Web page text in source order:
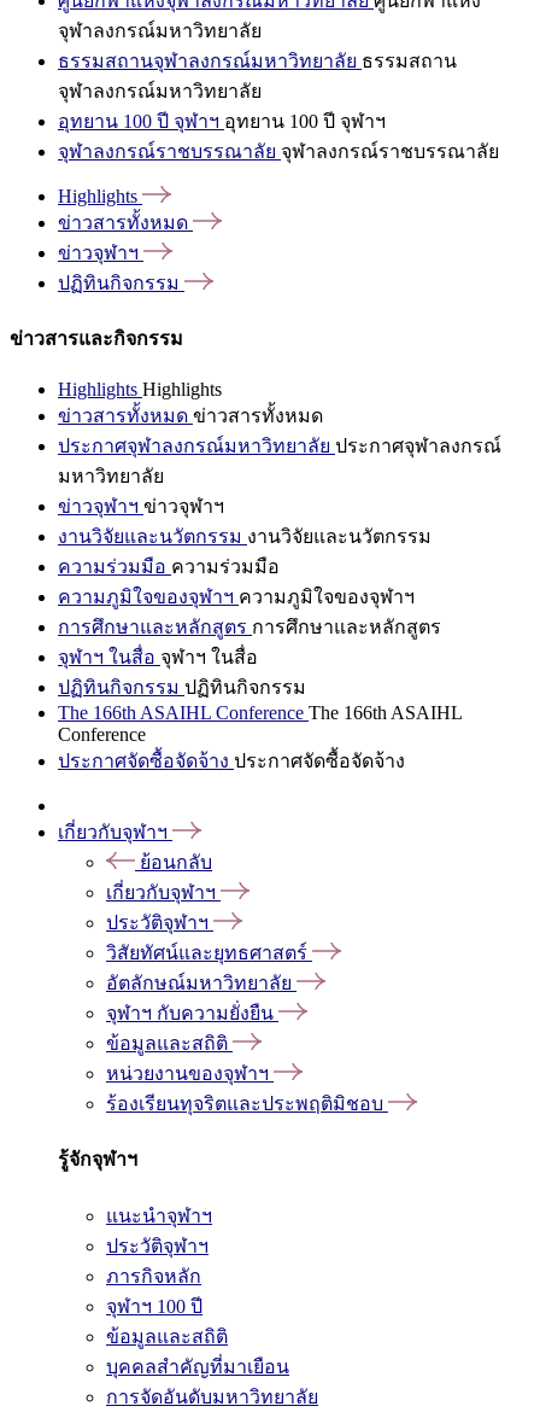
จุฬาลงกรณ์มหาวิทยาลัย
ธรรมสถานจุฬาลงกรณ์มหาวิทยาลัย ธรรมสถาน
จุฬาลงกรณ์มหาวิทยาลัย
อุทยาน 100 ปี จุฬาฯ อุทยาน 100 ปี จุฬาฯ
จุฬาลงกรณ์ราชบรรณาลัย จุฬาลงกรณ์ราชบรรณาลัย
Highlights
ข่าวสารทั้งหมด
ข่าวจุฬาฯ
ปฏิทินกิจกรรม
ข่าวสารและกิจกรรม
Highlights Highlights
ข่าวสารทั้งหมด ข่าวสารทั้งหมด
ประกาศจุฬาลงกรณ์มหาวิทยาลัย ประกาศจุฬาลงกรณ์
มหาวิทยาลัย
ข่าวจุฬาฯ ข่าวจุฬาฯ
งานวิจัยและนวัตกรรม งานวิจัยและนวัตกรรม
ความร่วมมือ ความร่วมมือ
ความภูมิใจของจุฬาฯ ความภูมิใจของจุฬาฯ
การศึกษาและหลักสูตร การศึกษาและหลักสูตร
จุฬาฯ ในสื่อ จุฬาฯ ในสื่อ
ปฏิทินกิจกรรม ปฏิทินกิจกรรม
The 166th ASAIHL Conference The 166th ASAIHL
Conference
ประกาศจัดซื้อจัดจ้าง ประกาศจัดซื้อจัดจ้าง
เกี่ยวกับจุฬาฯ
ย้อนกลับ
เกี่ยวกับจุฬาฯ
ประวัติจุฬาฯ
วิสัยทัศน์และยุทธศาสตร์
อัตลักษณ์มหาวิทยาลัย
จุฬาฯ กับความยั่งยืน
ข้อมูลและสถิติ
หน่วยงานของจุฬาฯ
ร้องเรียนทุจริตและประพฤติมิชอบ
รู้จักจุฬาฯ
แนะนำจุฬาฯ
ประวัติจุฬาฯ
ภารกิจหลัก
จุฬาฯ 100 ปี
ข้อมูลและสถิติ
บุคคลสำคัญที่มาเยือน
การจัดอันดับมหาวิทยาลัย